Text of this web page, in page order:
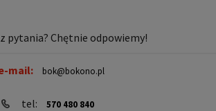
pytania? Chętnie odpowiemy!
mail: bok@bokono.pl
tel: 570 480 840